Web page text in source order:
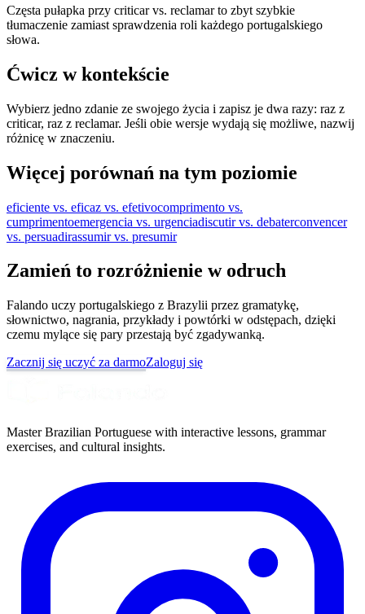
Częsta pułapka przy criticar vs. reclamar to zbyt szybkie
tłumaczenie zamiast sprawdzenia roli każdego portugalskiego
słowa.
Ćwicz w kontekście
Wybierz jedno zdanie ze swojego życia i zapisz je dwa razy: raz z
criticar, raz z reclamar. Jeśli obie wersje wydają się możliwe, nazwij
różnicę w znaczeniu.
Więcej porównań na tym poziomie
eficiente vs. eficaz vs. efetivocomprimento vs.
cumprimentoemergencia vs. urgenciadiscutir vs. debaterconvencer
vs. persuadirassumir vs. presumir
Zamień to rozróżnienie w odruch
Falando uczy portugalskiego z Brazylii przez gramatykę,
słownictwo, nagrania, przykłady i powtórki w odstępach, dzięki
czemu mylące się pary przestają być zgadywanką.
Zacznij się uczyć za darmoZaloguj się
Master Brazilian Portuguese with interactive lessons, grammar
exercises, and cultural insights.